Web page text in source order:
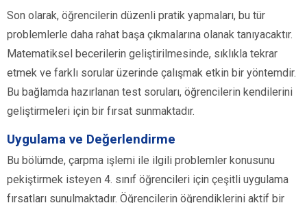
Son olarak, öğrencilerin düzenli pratik yapmaları, bu tür
problemlerle daha rahat başa çıkmalarına olanak tanıyacaktır.
Matematiksel becerilerin geliştirilmesinde, sıklıkla tekrar
etmek ve farklı sorular üzerinde çalışmak etkin bir yöntemdir.
Bu bağlamda hazırlanan test soruları, öğrencilerin kendilerini
geliştirmeleri için bir fırsat sunmaktadır.
Uygulama ve Değerlendirme
Bu bölümde, çarpma işlemi ile ilgili problemler konusunu
pekiştirmek isteyen 4. sınıf öğrencileri için çeşitli uygulama
fırsatları sunulmaktadır. Öğrencilerin öğrendiklerini aktif bir